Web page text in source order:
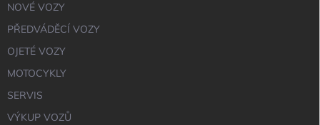
NOVÉ VOZY
PŘEDVÁDĚCÍ VOZY
OJETÉ VOZY
MOTOCYKLY
SERVIS
VÝKUP VOZŮ